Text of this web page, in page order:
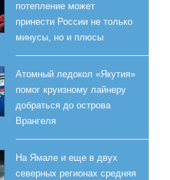
потепление может
принести России не только
минусы, но и плюсы
Атомный ледокол «Якутия»
помог круизному лайнеру
добраться до острова
Врангеля
На Ямале и еще в двух
северных регионах средняя